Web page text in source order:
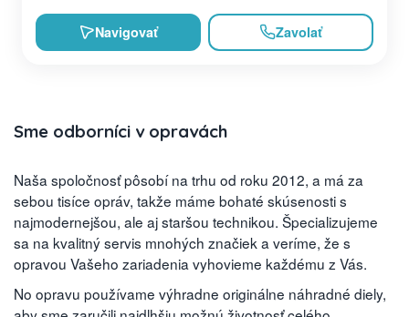
Navigovať Zavolať
Sme odborníci v opravách
Naša spoločnosť pôsobí na trhu od roku 2012, a má za
sebou tisíce opráv, takže máme bohaté skúsenosti s
najmodernejšou, ale aj staršou technikou. Špecializujeme
sa na kvalitný servis mnohých značiek a veríme, že s
opravou Vašeho zariadenia vyhovieme každému z Vás.
No opravu používame výhradne originálne náhradné diely,